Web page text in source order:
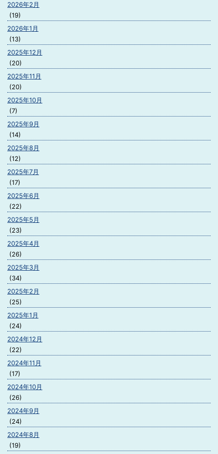
2026年2月
(19)
2026年1月
(13)
2025年12月
(20)
2025年11月
(20)
2025年10月
(7)
2025年9月
(14)
2025年8月
(12)
2025年7月
(17)
2025年6月
(22)
2025年5月
(23)
2025年4月
(26)
2025年3月
(34)
2025年2月
(25)
2025年1月
(24)
2024年12月
(22)
2024年11月
(17)
2024年10月
(26)
2024年9月
(24)
2024年8月
(19)